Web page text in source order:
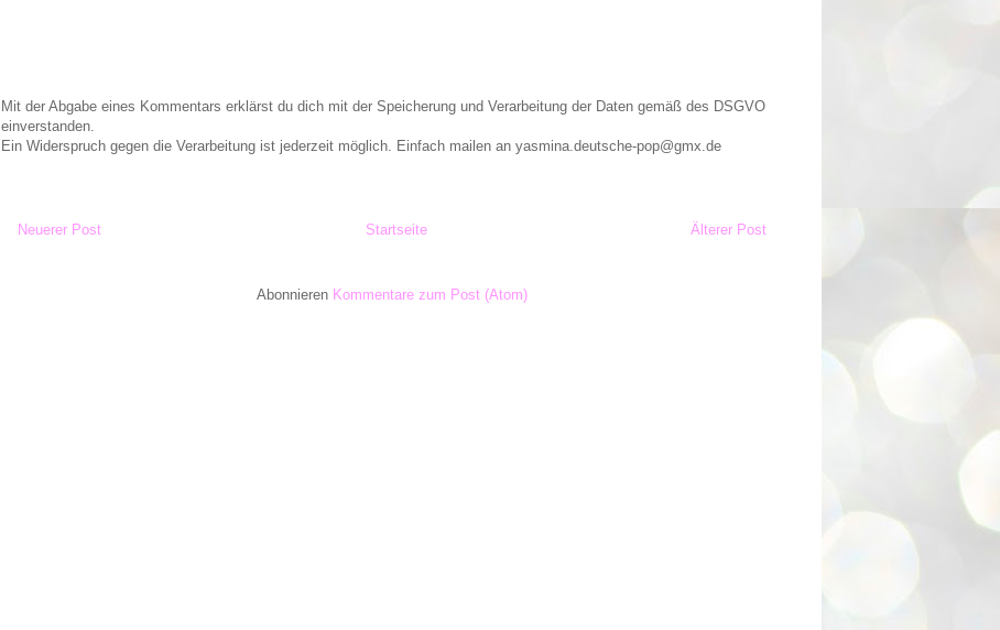
Mit der Abgabe eines Kommentars erklärst du dich mit der Speicherung und Verarbeitung der Daten gemäß des DSGVO
einverstanden.
Ein Widerspruch gegen die Verarbeitung ist jederzeit möglich. Einfach mailen an yasmina.deutsche-pop@gmx.de
Neuerer Post Älterer Post
Startseite
Abonnieren Kommentare zum Post (Atom)